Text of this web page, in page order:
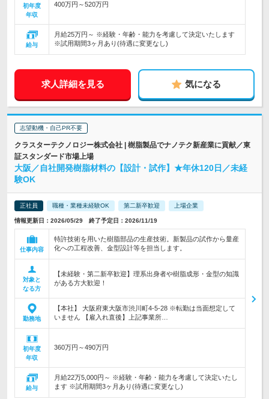
初年度
年収
400万円～520万円
給与
月給25万円～ ※経験・年齢・能力を考慮して決定いたします
※試用期間3ヶ月あり(待遇に変更なし)
求人詳細を見る 気になる
志望動機・自己PR不要
クラスターテクノロジー株式会社 | 樹脂製品でナノテク新産業に貢献／東
証スタンダード市場上場
大阪／自社開発樹脂材料の【設計・試作】★年休120日／未経
験OK
正社員 職種・業種未経験OK 第二新卒歓迎 上場企業
情報更新日：2026/05/29 終了予定日：2026/11/19
仕事内容
特許技術を用いた樹脂部品の生産技術。新製品の試作から量産
化への工程改善、金型設計等を担当します。
対象と
なる方
【未経験・第二新卒歓迎】理系出身者や樹脂成形・金型の知識
がある方大歓迎！
勤務地
【本社】 大阪府東大阪市渋川町4-5-28 ※転勤は当面想定して
いません 【雇入れ直後】上記事業所…
初年度
年収
360万円～490万円
給与
月給22万5,000円～ ※経験・年齢・能力を考慮して決定いたし
ます ※試用期間3ヶ月あり(待遇に変更なし)